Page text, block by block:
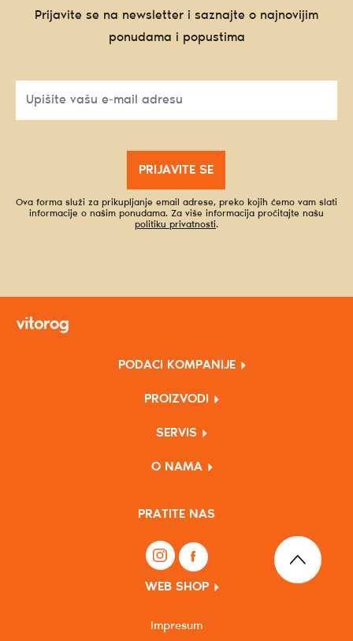
Prijavite se na newsletter i saznajte o najnovijim
ponudama i popustima
PRIJAVITE SE
Ova forma služi za prikupljanje email adrese, preko kojih ćemo vam slati
informacije o našim ponudama. Za više informacija pročitajte našu
politiku privatnosti.
PODACI KOMPANIJE
PROIZVODI
SERVIS
O NAMA
PRATITE NAS
WEB SHOP
Impresum